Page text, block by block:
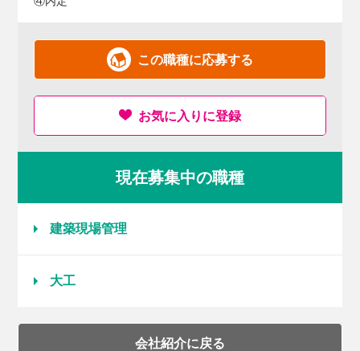
この職種に応募する
お気に入りに登録
現在募集中の職種
建築現場管理
大工
会社紹介に戻る